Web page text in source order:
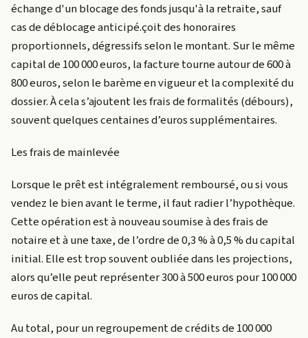
échange d'un blocage des fonds jusqu'à la retraite, sauf
cas de déblocage anticipé.çoit des honoraires
proportionnels, dégressifs selon le montant. Sur le même
capital de 100 000 euros, la facture tourne autour de 600 à
800 euros, selon le barème en vigueur et la complexité du
dossier. À cela s’ajoutent les frais de formalités (débours),
souvent quelques centaines d’euros supplémentaires.
Les frais de mainlevée
Lorsque le prêt est intégralement remboursé, ou si vous
vendez le bien avant le terme, il faut radier l’hypothèque.
Cette opération est à nouveau soumise à des frais de
notaire et à une taxe, de l’ordre de 0,3 % à 0,5 % du capital
initial. Elle est trop souvent oubliée dans les projections,
alors qu’elle peut représenter 300 à 500 euros pour 100 000
euros de capital.
Au total, pour un regroupement de crédits de 100 000